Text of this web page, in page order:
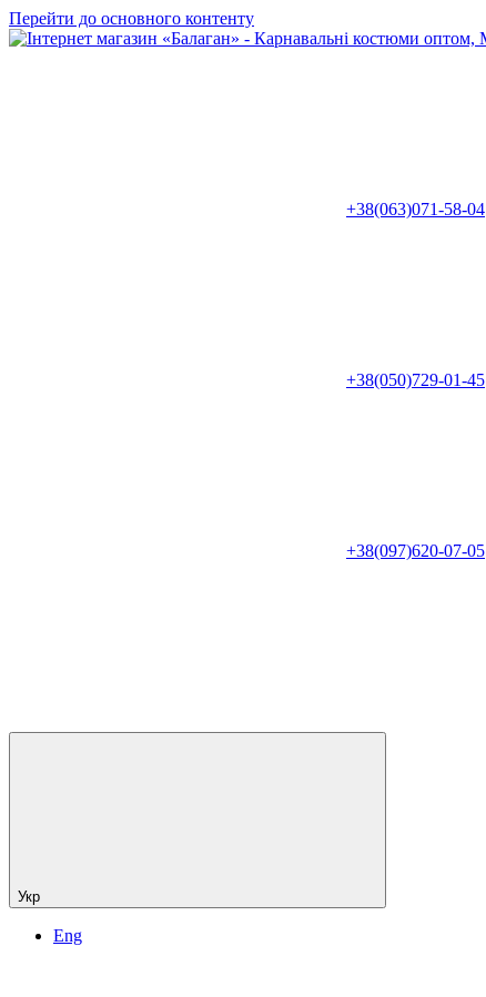
Перейти до основного контенту
+38(063)071-58-04
+38(050)729-01-45
+38(097)620-07-05
Укр
Eng